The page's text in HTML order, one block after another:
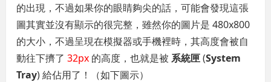
的出現，不過如果你的眼睛夠尖的話，可能會發現這張
圖其實並沒有顯示的很完整，雖然你的圖片是 480x800
的大小，不過呈現在模擬器或手機裡時，其高度會被自
動往下擠了32px 的高度，也就是被系統匣(System
Tray) 給佔用了！（如下圖示）